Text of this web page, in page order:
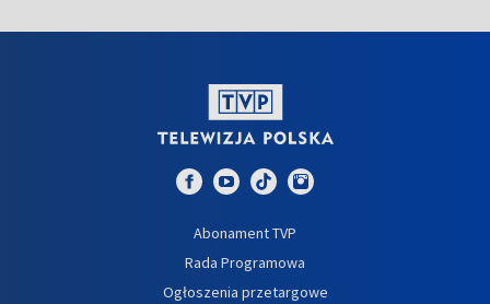
Abonament TVP
Rada Programowa
Ogłoszenia przetargowe